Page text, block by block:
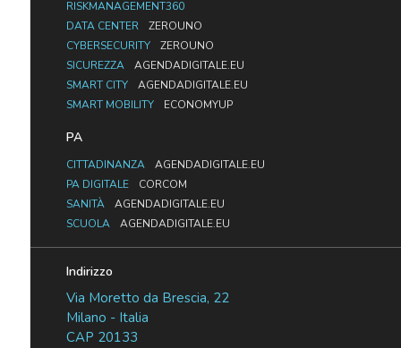
RISKMANAGEMENT360
DATA CENTER
ZEROUNO
CYBERSECURITY
ZEROUNO
SICUREZZA
AGENDADIGITALE.EU
SMART CITY
AGENDADIGITALE.EU
SMART MOBILITY
ECONOMYUP
PA
CITTADINANZA
AGENDADIGITALE.EU
PA DIGITALE
CORCOM
SANITÀ
AGENDADIGITALE.EU
SCUOLA
AGENDADIGITALE.EU
Indirizzo
Via Moretto da Brescia, 22
Milano - Italia
CAP 20133